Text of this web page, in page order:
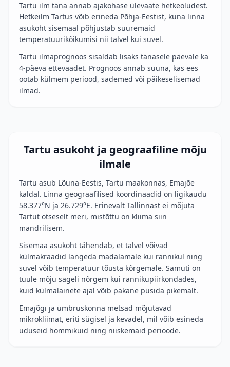
Tartu ilm täna annab ajakohase ülevaate hetkeoludest.
Hetkeilm Tartus võib erineda Põhja-Eestist, kuna linna
asukoht sisemaal põhjustab suuremaid
temperatuurikõikumisi nii talvel kui suvel.
Tartu ilmaprognoos sisaldab lisaks tänasele päevale ka
4-päeva ettevaadet. Prognoos annab suuna, kas ees
ootab külmem periood, sademed või päikeselisemad
ilmad.
Tartu asukoht ja geograafiline mõju
ilmale
Tartu asub Lõuna-Eestis, Tartu maakonnas, Emajõe
kaldal. Linna geograafilised koordinaadid on ligikaudu
58.377°N ja 26.729°E. Erinevalt Tallinnast ei mõjuta
Tartut otseselt meri, mistõttu on kliima siin
mandrilisem.
Sisemaa asukoht tähendab, et talvel võivad
külmakraadid langeda madalamale kui rannikul ning
suvel võib temperatuur tõusta kõrgemale. Samuti on
tuule mõju sageli nõrgem kui rannikupiirkondades,
kuid külmalainete ajal võib pakane püsida pikemalt.
Emajõgi ja ümbruskonna metsad mõjutavad
mikrokliimat, eriti sügisel ja kevadel, mil võib esineda
uduseid hommikuid ning niiskemaid perioode.